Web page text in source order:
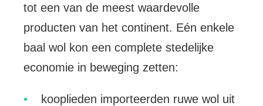
tot een van de meest waardevolle
producten van het continent. Eén enkele
baal wol kon een complete stedelijke
economie in beweging zetten:
kooplieden importeerden ruwe wol uit